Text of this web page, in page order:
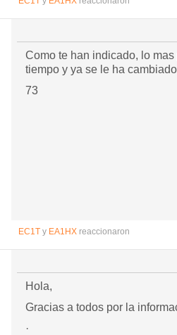
Como te han indicado, lo
tiempo y ya se le ha
73
EC1T y EA1HX reaccionaron
Hola,
Gracias a todos por la
·